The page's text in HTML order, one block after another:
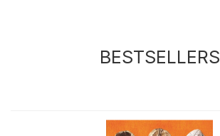
BESTSELLERS